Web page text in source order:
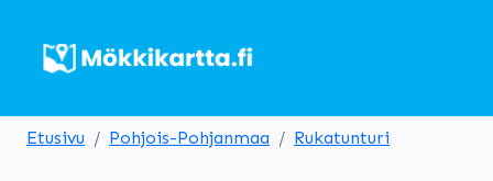
Etusivu Pohjois-Pohjanmaa Rukatunturi